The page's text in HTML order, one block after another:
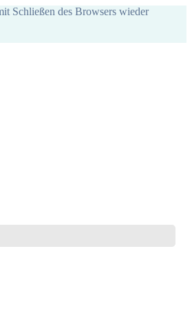
Schließen des Browsers wieder